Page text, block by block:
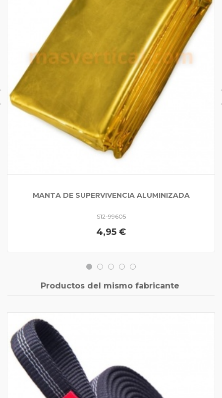
MANTA DE SUPERVIVENCIA ALUMINIZADA
S12-99605
4,95 €
Productos del mismo fabricante